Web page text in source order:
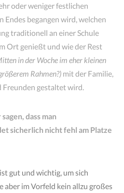
oder weniger festlichen
Endes begangen wird, welchen
traditionell an einer Schule
Ort genießt und wie der Rest
in der Woche im eher kleinen
Rahmen?) mit der Familie,
Freunden gestaltet wird.
dass man
sicherlich nicht fehl am Platze
gut und wichtig, um sich
aber im Vorfeld kein allzu großes